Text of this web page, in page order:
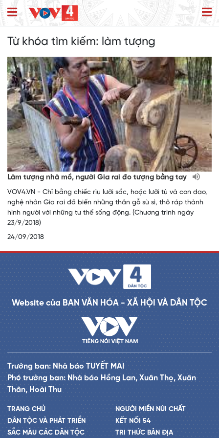
Từ khóa tìm kiếm: làm tượng
Làm tượng nhà mồ, người Gia rai đo tượng bằng tay
VOV4.VN - Chỉ bằng chiếc rìu lưỡi sắc, hoặc lưỡi tù và con dao,
nghệ nhân Gia rai đã biến những thân gỗ sù sì, thô ráp thành
hình người với những tư thế sống động. (Chương trình ngày
23/9/2018)
24/09/2018
Website của BAN VĂN HÓA - XÃ HỘI VÀ DÂN TỘC
Trưởng ban: Nhà báo TUYẾT MAI
Phó trưởng ban: Nhà báo Hồng Lan, Xuân Thọ, Xuân
Thân, Hoài Thu
TRANG CHỦ
DÂN TỘC VÀ PHÁT TRIỂN
SẮC MÀU CÁC DÂN TỘC
NGƯỜI MIỀN NÚI CHẤT
KẾT NỐI 54
TRI THỨC BẢN ĐỊA